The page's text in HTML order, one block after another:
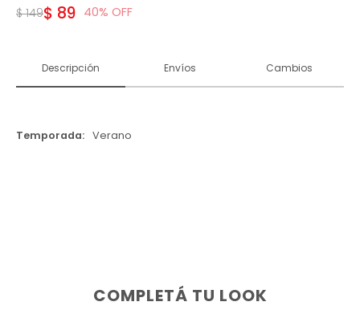
$ 89
$ 149 40
Descripción Envíos Cambios
Temporada Verano
COMPLETÁ TU LOOK